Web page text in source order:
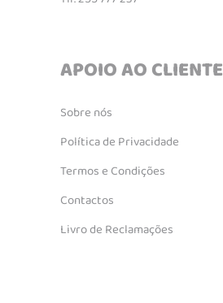
APOIO AO CLIENTE
Sobre nós
Política de Privacidade
Termos e Condições
Contactos
Livro de Reclamações